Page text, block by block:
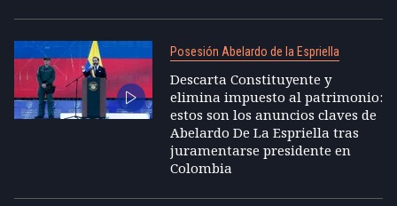
Posesión Abelardo de la Espriella
Descarta Constituyente y
elimina impuesto al patrimonio:
estos son los anuncios claves de
Abelardo De La Espriella tras
juramentarse presidente en
Colombia